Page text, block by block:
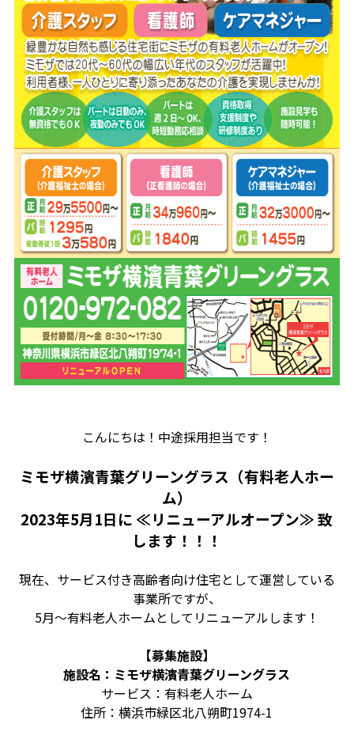
こんにちは！中途採用担当です！
ミモザ横濱青葉グリーングラス（有料老人ホー
ム）
2023年5月1日に ≪リニューアルオープン≫ 致
します！！！
現在、サービス付き高齢者向け住宅として運営している
事業所ですが、
5月～有料老人ホームとしてリニューアルします！
【募集施設】
施設名： ミモザ横濱青葉グリーングラス
サービス：有料老人ホーム
住所：横浜市緑区北八朔町1974-1